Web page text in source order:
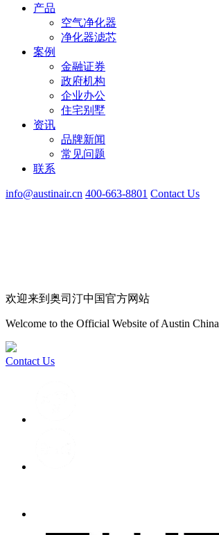
产品
空气净化器
净化器滤芯
案例
金融证券
政府机构
企业办公
住宅别墅
资讯
品牌新闻
常见问题
联系
info@austinair.cn 400-663-8801 Contact Us
欢迎来到奥司汀中国官方网站
Welcome to the Official Website of Austin China
Contact Us